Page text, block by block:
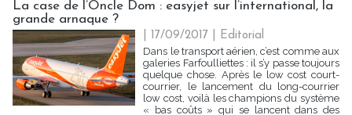
La case de l’Oncle Dom : easyjet sur l’international, la
grande arnaque ?
| 17/09/2017
Editorial
Dans le transport aérien, c’est comme aux
galeries Farfoulliettes : il s’y passe toujours
quelque chose. Après le low cost court-
courrier, le lancement du long-courrier
low cost, voilà les champions du système
« bas coûts » qui se lancent dans des